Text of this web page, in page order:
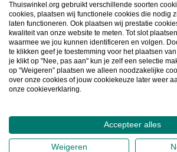
shoppen slimmer.
Lid worden
Snel navigeren
2026©
Thuiswinkel.org gebruikt verschillende soorten
cookies, plaatsen wij functionele cookies die nodig
laten functioneren. Ook plaatsen wij prestatie
kwaliteit van onze website te meten. Tot slot
waarmee we jou kunnen identificeren en volgen.
te klikken geef je toestemming voor het plaatsen
je klikt op "Nee, pas aan" kun je zelf een selectie
op “Weigeren” plaatsen we alleen noodzakelijke
over onze cookies of jouw cookiekeuze later weer
onze cookieverklaring.
Accepteer alles
Weigeren